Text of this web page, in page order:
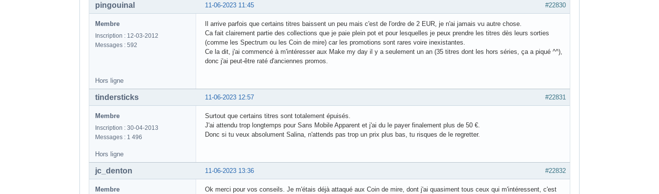
#22830
11-06-2023 11:45
pingouinal
Membre
Inscription : 12-03-2012
Messages : 592
Il arrive parfois que certains titres baissent un peu mais c'est de l'ordre de 2 EUR, je n'ai jamais vu autre chose.
Ca fait clairement partie des collections que je paie plein pot et pour lesquelles je peux prendre les titres dès leurs sorties
(comme les Spectrum ou les Coin de mire) car les promotions sont rares voire inexistantes.
Ce la dit, j'ai commencé à m'intéresser aux Make my day il y a seulement un an (35 titres dont les hors séries, ça a piqué ^^),
donc j'ai peut-être raté d'anciennes promos.
Hors ligne
#22831
11-06-2023 12:57
tindersticks
Membre
Inscription : 30-04-2013
Messages : 1 496
Surtout que certains titres sont totalement épuisés.
J'ai attendu trop longtemps pour Sans Mobile Apparent et j'ai du le payer finalement plus de 50 €.
Donc si tu veux absolument Salina, n'attends pas trop un prix plus bas, tu risques de le regretter.
Hors ligne
#22832
11-06-2023 13:36
jc_denton
Membre
Ok merci pour vos conseils. Je m'étais déjà attaqué aux Coin de mire, dont j'ai quasiment tous ceux qui m'intéressent, c'est